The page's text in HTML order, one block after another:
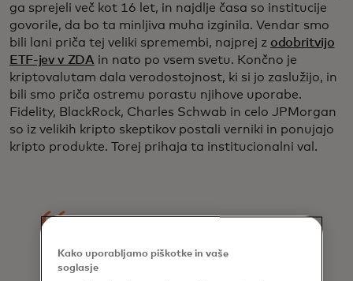
ga sprejeli več kot 16 let, in najdlje časa so institucije
govorile, da bo ta minljiva muha izginila. Vendar smo
bili lani priča tej veliki spremembi, najprej z odobritvijo
ETF-jev v ZDA in nato po vsem svetu. Končno je
kriptovalutam dala verodostojnost, ki si jo zaslužijo, in
bili smo priča ostremu porastu njihove uporabe.
Fidelity, BlackRock, Charles Schwab in celo JPMorgan
so iz velikih kripto skeptikov postali verniki in ponujajo
kripto produkte. Torej prihaja ta institucionalni val.
Vizija Binance od prvega dne je
Kako uporabljamo piškotke in vaše
soglasje